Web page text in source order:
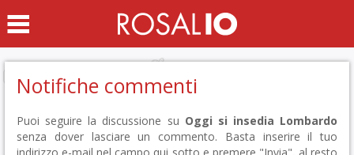
Notifiche commenti
Puoi seguire la discussione su Oggi si insedia Lombardo
senza dover lasciare un commento. Basta inserire il tuo